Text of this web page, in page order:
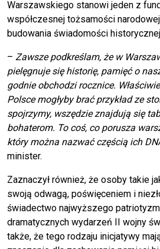
Warszawskiego stanowi jeden z
współczesnej tożsamości
budowania świadomości
– Zawsze podkreślam, że w
pielęgnuje się historię, pamięć o
godnie obchodzi rocznice.
Polsce mogłyby brać przykład ze
spojrzymy, wszędzie znajdują się
bohaterom. To coś, co porusza
który można nazwać częścią ich
minister.
Zaznaczył również, że osoby takie
swoją odwagą, poświęceniem i
świadectwo najwyższego
dramatycznych wydarzeń II wojny
także, że tego rodzaju inicjatywy